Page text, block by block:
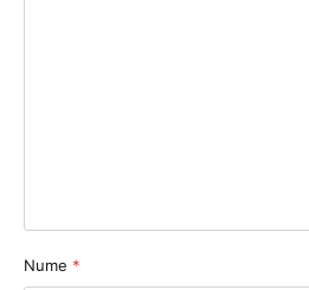
Nume *